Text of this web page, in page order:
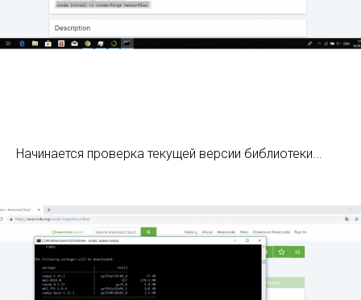
Начинается проверка текущей версии библиотеки...